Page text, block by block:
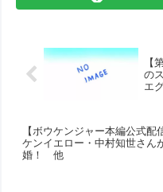
【
の
エ
【ボウケンジャー本編公式配
ケンイエロー・中村知世さん
婚！ 他